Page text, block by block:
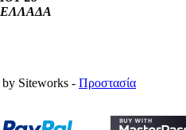
ΕΛΛΑΔΑ
Siteworks - Προστασία